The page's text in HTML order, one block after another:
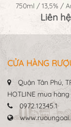
750ml / 13,5% /
Liên hệ
CỬA HÀNG
Quận Tân Phú,
HOTLINE mua hàng
0972.12345.1